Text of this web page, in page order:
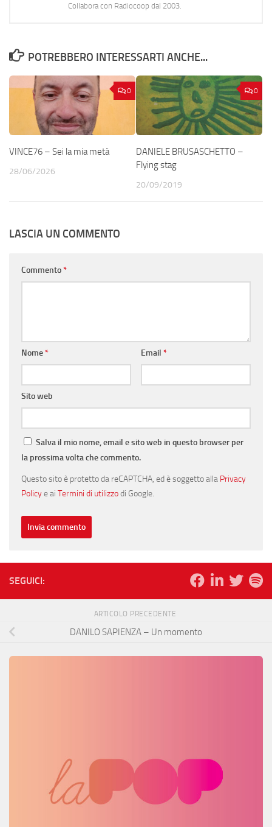
Collabora con Radiocoop dal 2003.
POTREBBERO INTERESSARTI ANCHE...
0
VINCE76 – Sei la mia metà
28/06/2026
0
DANIELE BRUSASCHETTO –
Flying stag
20/09/2019
LASCIA UN COMMENTO
Commento*
Nome* Email *
Sito web
Salva il mio nome, email e sito web in questo browser per
la prossima volta che commento.
Questo sito è protetto da reCAPTCHA, ed è soggetto alla Privacy
Policye ai Termini di utilizzodi Google.
SEGUICI:
ARTICOLO PRECEDENTE
DANILO SAPIENZA – Un momento